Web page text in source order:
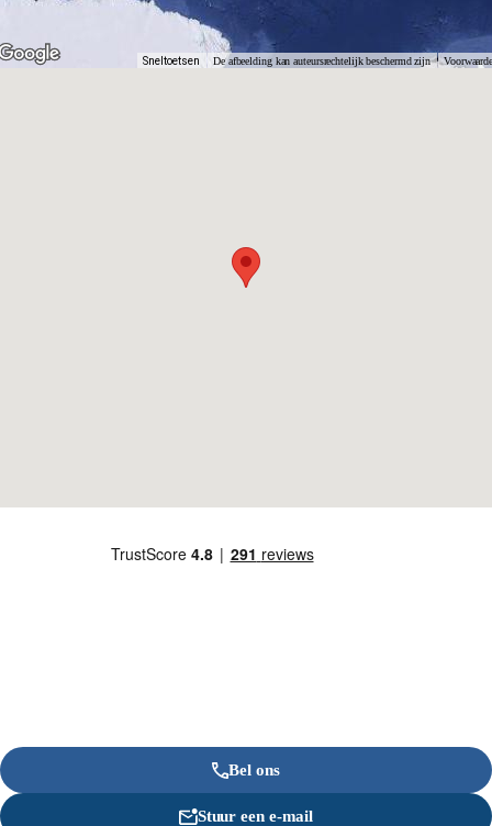
Sneltoetsen De afbeelding kan auteursrechtelijk beschermd zijn
Bel ons
Stuur een e-mail